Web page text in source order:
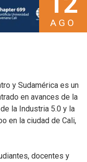
AGO
y Sudamérica es un
en avances de la
la Industria 5.0 y la
en la ciudad de Cali,
docentes y